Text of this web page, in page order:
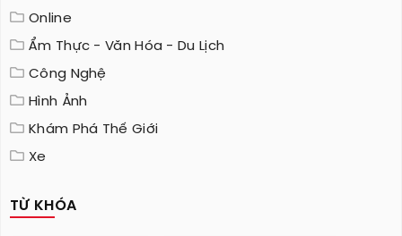
Online
Ẩm Thực - Văn Hóa - Du Lịch
Công Nghệ
Hình Ảnh
Khám Phá Thế Giới
Xe
TỪ KHÓA